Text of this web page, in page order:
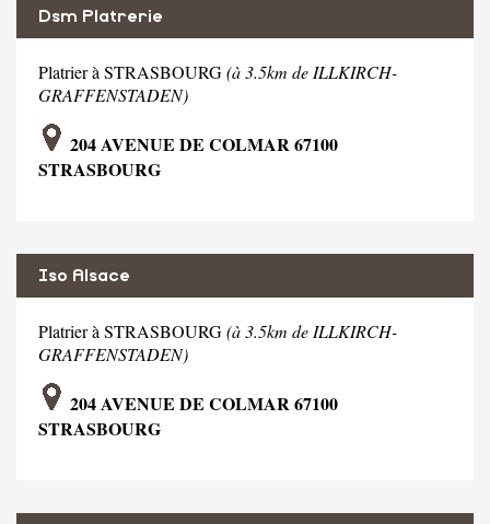
Dsm Platrerie
Platrier à STRASBOURG(à 3.5km de ILLKIRCH-
GRAFFENSTADEN)
204 AVENUE DE COLMAR 67100
STRASBOURG
Iso Alsace
Platrier à STRASBOURG(à 3.5km de ILLKIRCH-
GRAFFENSTADEN)
204 AVENUE DE COLMAR 67100
STRASBOURG